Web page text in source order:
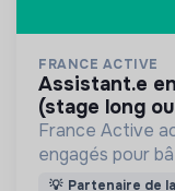
FRANCE ACTIVE
assistant.e en développement commercial
(stage long
France Active
engagés pour
plus inclusive et
💡 Partenaire de